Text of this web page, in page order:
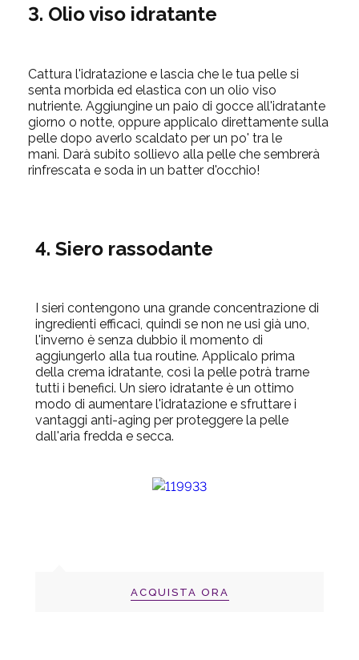
3. Olio viso idratante
Cattura l'idratazione e lascia che le tua pelle si
senta morbida ed elastica con un olio viso
nutriente. Aggiungine un paio di gocce all'idratante
giorno o notte, oppure applicalo direttamente sulla
pelle dopo averlo scaldato per un po' tra le
mani. Darà subito sollievo alla pelle che sembrerà
rinfrescata e soda in un batter d'occhio!
4. Siero rassodante
I sieri contengono una grande concentrazione di
ingredienti efficaci, quindi se non ne usi già uno,
l'inverno è senza dubbio il momento di
aggiungerlo alla tua routine. Applicalo prima
della crema idratante, così la pelle potrà trarne
tutti i benefici. Un siero idratante è un ottimo
modo di aumentare l'idratazione e sfruttare i
vantaggi anti-aging per proteggere la pelle
dall'aria fredda e secca.
ACQUISTA ORA